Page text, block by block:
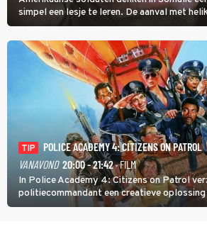
simpel een lesje te leren. De aanval met
verloopt in Black Hawk down dramatisch.
TIP
POLICE ACADEMY 4: CITIZENS ON PATROL
VANAVOND 20:00 - 21:42· FILM
In Police Academy 4: Citizens on Patrol
politiecommandant een creatieve
agenten.